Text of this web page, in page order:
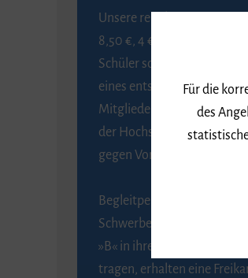
Unsere regulären
8,50 €, 4 € ermäßigt für
Schüler sowie Studierende
eines entsprechenden
Mitglieder der Gesellschaft
der Hochschule für Musik
gegen Vorlage des
Begleitpersonen von
Schwerbehinderung, die
»B« in ihrem
tragen, erhalten eine
Für die
des